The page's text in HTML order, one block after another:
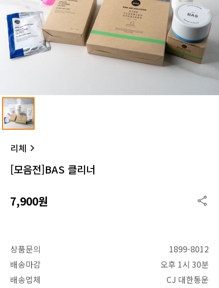
리체
[모음전]BAS 클리너
7,900원
상품문의
1899-8012
배송마감
오후 1시 30분
배송업체
CJ 대한통운